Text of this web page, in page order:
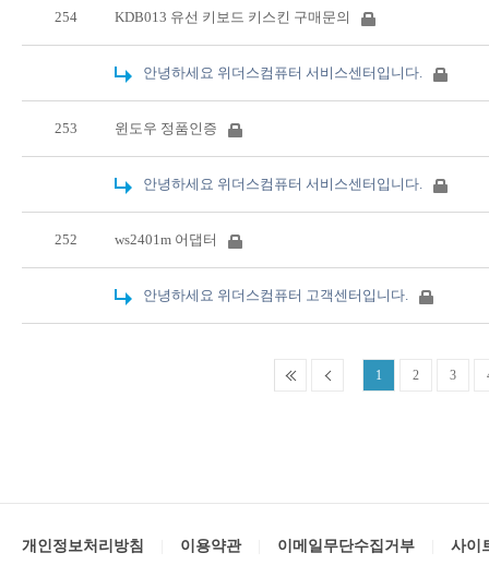
254 KDB013 유선 키보드 키스킨 구매문의
안녕하세요 위더스컴퓨터 서비스센터입니다.
253 윈도우 정품인증
안녕하세요 위더스컴퓨터 서비스센터입니다.
252 ws2401m 어댑터
안녕하세요 위더스컴퓨터 고객센터입니다.
1 2 3
개인정보처리방침 이용약관 이메일무단수집거부 사이